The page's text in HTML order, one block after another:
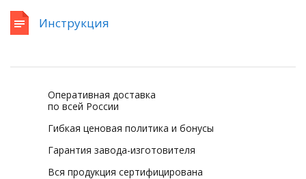
Инструкция
Оперативная доставка
по всей России
Гибкая ценовая политика и бонусы
Гарантия завода-изготовителя
Вся продукция сертифицирована